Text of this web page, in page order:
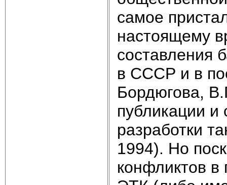
самое
настоящему
составления
в СССР и в
Бордюгова,
публикации и
разработки
1994). Но
конфликтов